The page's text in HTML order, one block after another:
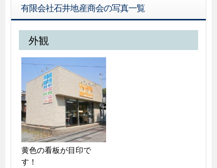
有限会社石井地産商会の写真一覧
外観
黄色の看板が目印で
す！